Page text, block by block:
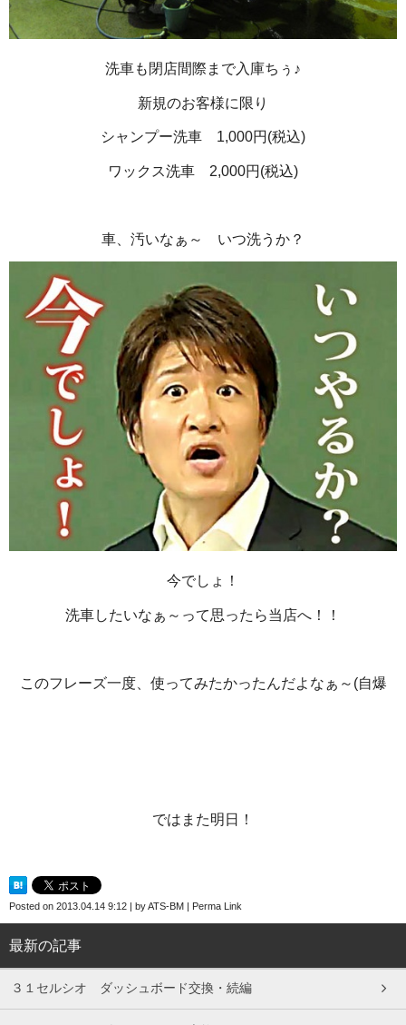
洗車も閉店間際まで入庫ちぅ♪
新規のお客様に限り
シャンプー洗車 1,000円(税込)
ワックス洗車 2,000円(税込)
車、汚いなぁ～ いつ洗うか？
今でしょ！
洗車したいなぁ～って思ったら当店へ！！
このフレーズ一度、使ってみたかったんだよなぁ～(自爆
ではまた明日！
Posted on 2013.04.14 9:12 | byATS-BM | Perma Link
最新の記事
３１セルシオ ダッシュボード交換・続編